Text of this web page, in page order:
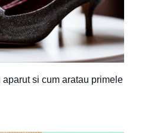
aparut si cum aratau primele